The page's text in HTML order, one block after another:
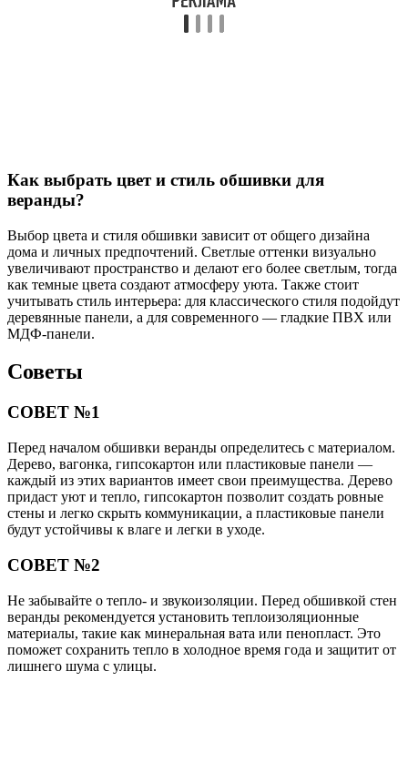
Как выбрать цвет и стиль обшивки для
веранды?
Выбор цвета и стиля обшивки зависит от общего дизайна
дома и личных предпочтений. Светлые оттенки визуально
увеличивают пространство и делают его более светлым, тогда
как темные цвета создают атмосферу уюта. Также стоит
учитывать стиль интерьера: для классического стиля подойдут
деревянные панели, а для современного — гладкие ПВХ или
МДФ-панели.
Советы
СОВЕТ №1
Перед началом обшивки веранды определитесь с материалом.
Дерево, вагонка, гипсокартон или пластиковые панели —
каждый из этих вариантов имеет свои преимущества. Дерево
придаст уют и тепло, гипсокартон позволит создать ровные
стены и легко скрыть коммуникации, а пластиковые панели
будут устойчивы к влаге и легки в уходе.
СОВЕТ №2
Не забывайте о тепло- и звукоизоляции. Перед обшивкой стен
веранды рекомендуется установить теплоизоляционные
материалы, такие как минеральная вата или пенопласт. Это
поможет сохранить тепло в холодное время года и защитит от
лишнего шума с улицы.